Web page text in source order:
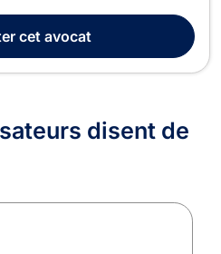
routière, en droit des
Maî...
cet avocat
disent de